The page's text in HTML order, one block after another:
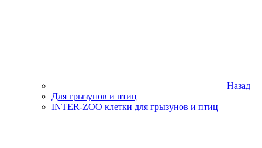
Назад
Для грызунов и птиц
INTER-ZOO клетки для грызунов и птиц